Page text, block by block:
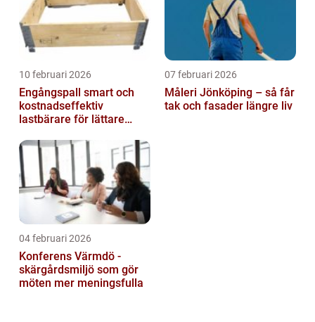
10 februari 2026
Engångspall smart och
kostnadseffektiv
lastbärare för lättare
07 februari 2026
Måleri Jönköping – så får
tak och fasader längre liv
04 februari 2026
Konferens Värmdö -
skärgårdsmiljö som gör
möten mer meningsfulla